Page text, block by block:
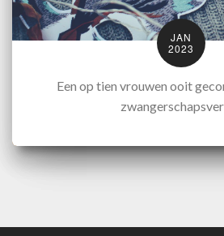
JAN
2023
Een op tien vrouwen ooit